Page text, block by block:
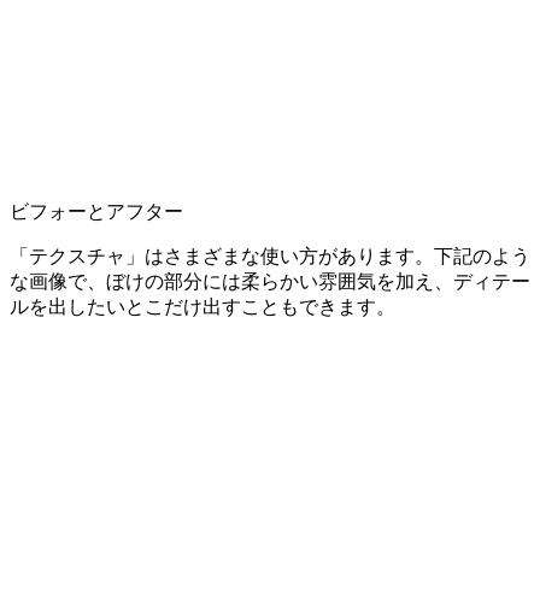
ビフォーとアフター
「テクスチャ」はさまざまな使い方があります。下記のよう
な画像で、ぼけの部分には柔らかい雰囲気を加え、ディテー
ルを出したいとこだけ出すこともできます。